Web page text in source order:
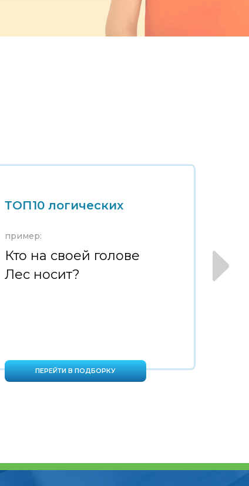
ТОП10 логических
пример:
Кто на своей голове
Лес носит?
ПЕРЕЙТИ В ПОДБОРКУ